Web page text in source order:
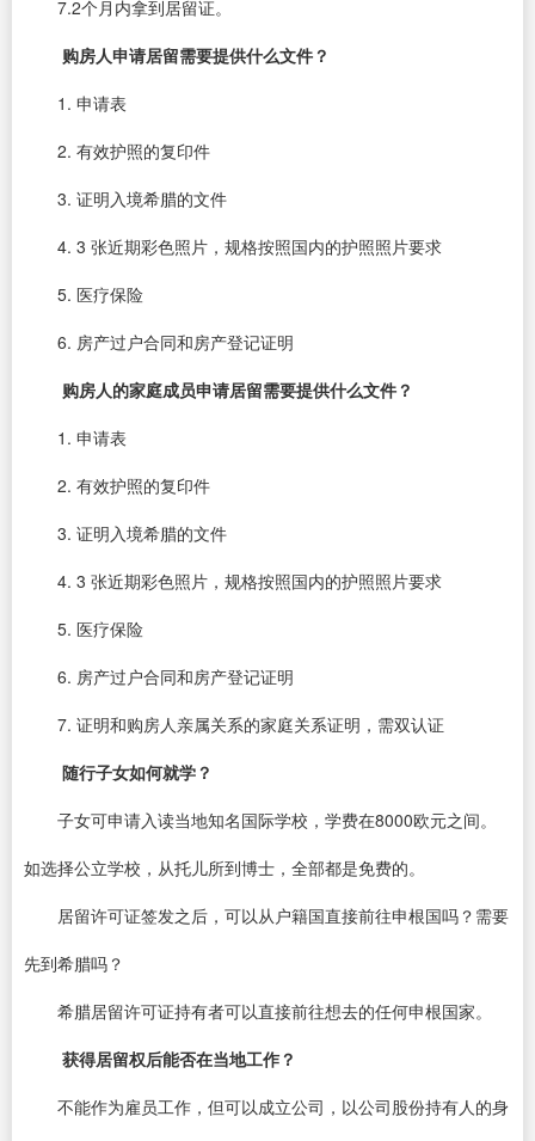
7.2个月内拿到居留证。
购房人申请居留需要提供什么文件？
1. 申请表
2. 有效护照的复印件
3. 证明入境希腊的文件
4. 3 张近期彩色照片，规格按照国内的护照照片要求
5. 医疗保险
6. 房产过户合同和房产登记证明
购房人的家庭成员申请居留需要提供什么文件？
1. 申请表
2. 有效护照的复印件
3. 证明入境希腊的文件
4. 3 张近期彩色照片，规格按照国内的护照照片要求
5. 医疗保险
6. 房产过户合同和房产登记证明
7. 证明和购房人亲属关系的家庭关系证明，需双认证
随行子女如何就学？
子女可申请入读当地知名国际学校，学费在8000欧元之间。
如选择公立学校，从托儿所到博士，全部都是免费的。
居留许可证签发之后，可以从户籍国直接前往申根国吗？需要
先到希腊吗？
希腊居留许可证持有者可以直接前往想去的任何申根国家。
获得居留权后能否在当地工作？
不能作为雇员工作，但可以成立公司，以公司股份持有人的身